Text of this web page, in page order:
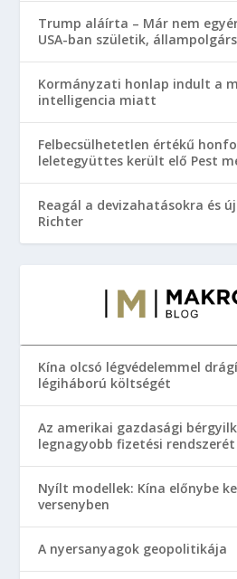
Trump aláírta – Már nem
USA-ban születik,
Kormányzati honlap indult a
intelligencia miatt
Felbecsülhetetlen értékű
leletegyüttes került elő Pest
Reagál a devizahatásokra és
Richter
Kína olcsó légvédelemmel
légiháború költségét
Az amerikai gazdasági
legnagyobb fizetési rendszerét
Nyílt modellek: Kína előnybe
versenyben
A nyersanyagok geopolitikája